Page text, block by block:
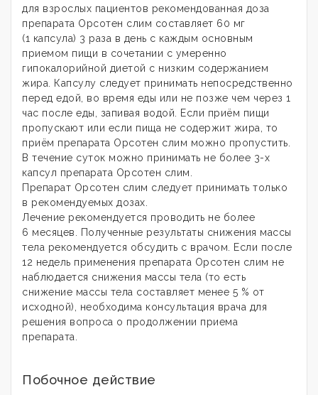
для взрослых пациентов рекомендованная доза
препарата Орсотен слим составляет 60 мг
(1 капсула) 3 раза в день с каждым основным
приемом пищи в сочетании с умеренно
гипокалорийной диетой с низким содержанием
жира. Капсулу следует принимать непосредственно
перед едой, во время еды или не позже чем через 1
час после еды, запивая водой. Если приём пищи
пропускают или если пища не содержит жира, то
приём препарата Орсотен слим можно пропустить.
В течение суток можно принимать не более 3-х
капсул препарата Орсотен слим.
Препарат Орсотен слим следует принимать только
в рекомендуемых дозах.
Лечение рекомендуется проводить не более
6 месяцев. Полученные результаты снижения массы
тела рекомендуется обсудить с врачом. Если после
12 недель применения препарата Орсотен слим не
наблюдается снижения массы тела (то есть
снижение массы тела составляет менее 5 % от
исходной), необходима консультация врача для
решения вопроса о продолжении приема
препарата.
Побочное действие